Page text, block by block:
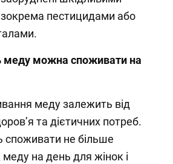
пестицидами або
меду можна споживати на
меду залежить від
та дієтичних потреб.
споживати не більше
на день для жінок і